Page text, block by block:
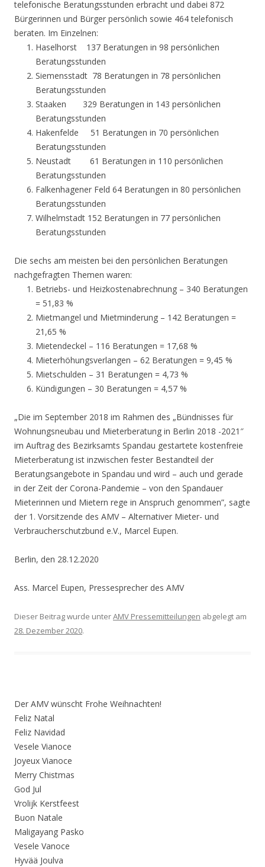
telefonische Beratungsstunden erbracht und dabei 872
Bürgerinnen und Bürger persönlich sowie 464 telefonisch
beraten. Im Einzelnen:
Haselhorst 137 Beratungen in 98 persönlichen
Beratungsstunden
Siemensstadt 78 Beratungen in 78 persönlichen
Beratungsstunden
Staaken 329 Beratungen in 143 persönlichen
Beratungsstunden
Hakenfelde 51 Beratungen in 70 persönlichen
Beratungsstunden
Neustadt 61 Beratungen in 110 persönlichen
Beratungsstunden
Falkenhagener Feld 64 Beratungen in 80 persönlichen
Beratungsstunden
Wilhelmstadt 152 Beratungen in 77 persönlichen
Beratungsstunden
Die sechs am meisten bei den persönlichen Beratungen
nachgefragten Themen waren:
Betriebs- und Heizkostenabrechnung – 340 Beratungen
= 51,83 %
Mietmangel und Mietminderung – 142 Beratungen =
21,65 %
Mietendeckel – 116 Beratungen = 17,68 %
Mieterhöhungsverlangen – 62 Beratungen = 9,45 %
Mietschulden – 31 Beratungen = 4,73 %
Kündigungen – 30 Beratungen = 4,57 %
„Die im September 2018 im Rahmen des „Bündnisses für
Wohnungsneubau und Mieterberatung in Berlin 2018 -2021″
im Auftrag des Bezirksamts Spandau gestartete kostenfreie
Mieterberatung ist inzwischen fester Bestandteil der
Beratungsangebote in Spandau und wird – auch und gerade
in der Zeit der Corona-Pandemie – von den Spandauer
Mieterinnen und Mietern rege in Anspruch genommen”, sagte
der 1. Vorsitzende des AMV – Alternativer Mieter- und
Verbraucherschutzbund e.V., Marcel Eupen.
Berlin, den 28.12.2020
Ass. Marcel Eupen, Pressesprecher des AMV
Dieser Beitrag wurde unterAMV Pressemitteilungen abgelegt am
28. Dezember 2020.
Der AMV wünscht Frohe Weihnachten!
Feliz Natal
Feliz Navidad
Vesele Vianoce
Joyeux Vianoce
Merry Chistmas
God Jul
Vrolijk Kerstfeest
Buon Natale
Maligayang Pasko
Vesele Vanoce
Hyvää Joulva